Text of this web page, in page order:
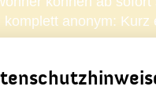
anonym: